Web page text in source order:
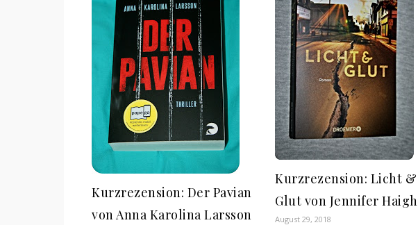
Kurzrezension: Der Pavian
von Anna Karolina Larsson
Kurzrezension: Licht &
Glut von Jennifer Haigh
August 29, 2018